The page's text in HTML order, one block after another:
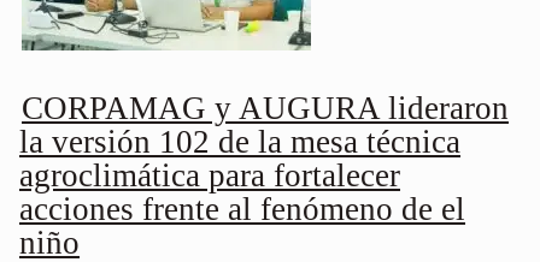
CORPAMAG y AUGURA lideraron
la versión 102 de la mesa técnica
agroclimática para fortalecer
acciones frente al fenómeno de el
niño